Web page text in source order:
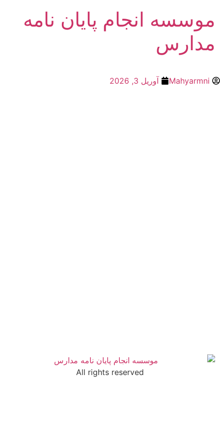
موسسه انجام پایان نامه
مدارس
Mahyarmni آوریل 3, 2026
All rights reserved